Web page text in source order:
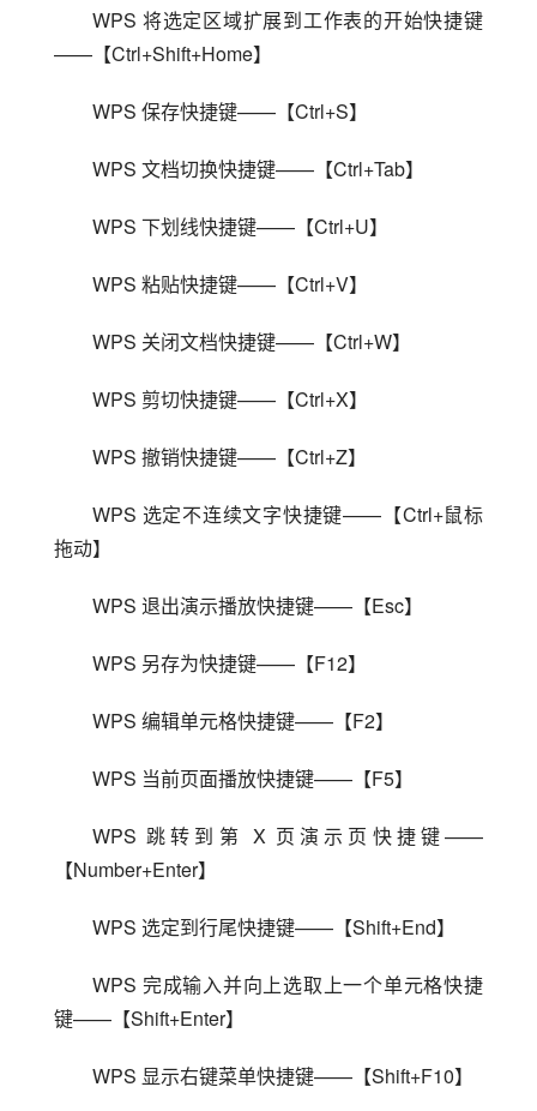
WPS 将选定区域扩展到工作表的开始快捷键
——【Ctrl+Shift+Home】
WPS 保存快捷键——【Ctrl+S】
WPS 文档切换快捷键——【Ctrl+Tab】
WPS 下划线快捷键——【Ctrl+U】
WPS 粘贴快捷键——【Ctrl+V】
WPS 关闭文档快捷键——【Ctrl+W】
WPS 剪切快捷键——【Ctrl+X】
WPS 撤销快捷键——【Ctrl+Z】
WPS 选定不连续文字快捷键——【Ctrl+鼠标
拖动】
WPS 退出演示播放快捷键——【Esc】
WPS 另存为快捷键——【F12】
WPS 编辑单元格快捷键——【F2】
WPS 当前页面播放快捷键——【F5】
WPS 跳转到第 X 页演示页快捷键——
【Number+Enter】
WPS 选定到行尾快捷键——【Shift+End】
WPS 完成输入并向上选取上一个单元格快捷
键——【Shift+Enter】
WPS 显示右键菜单快捷键——【Shift+F10】